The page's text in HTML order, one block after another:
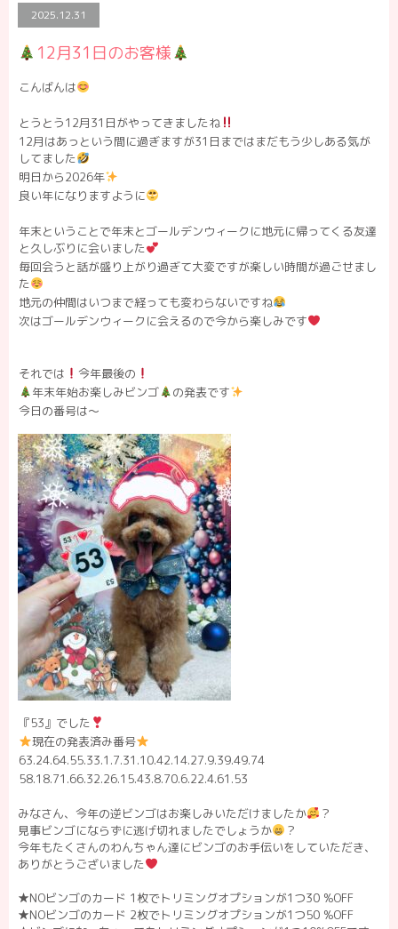
2025.12.31
12月31日のお客様
こんばんは
とうとう12月31日がやってきましたね
12月はあっという間に過ぎますが31日まではまだもう少しある気が
してました
明日から2026年
良い年になりますように
年末ということで年末とゴールデンウィークに地元に帰ってくる友達
と久しぶりに会いました
毎回会うと話が盛り上がり過ぎて大変ですが楽しい時間が過ごせまし
た
地元の仲間はいつまで経っても変わらないですね
次はゴールデンウィークに会えるので今から楽しみです
それでは
今年最後の
年末年始お楽しみビンゴ
の発表です
今日の番号は〜
『53』でした
現在の発表済み番号
63.24.64.55.33.1.7.31.10.42.14.27.9.39.49.74
58.18.71.66.32.26.15.43.8.70.6.22.4.61.53
みなさん、今年の逆ビンゴはお楽しみいただけましたか
？
見事ビンゴにならずに逃げ切れましたでしょうか
？
今年もたくさんのわんちゃん達にビンゴのお手伝いをしていただき、
ありがとうございました
★NOビンゴのカード 1枚でトリミングオプションが1つ30 %OFF
★NOビンゴのカード 2枚でトリミングオプションが1つ50 %OFF